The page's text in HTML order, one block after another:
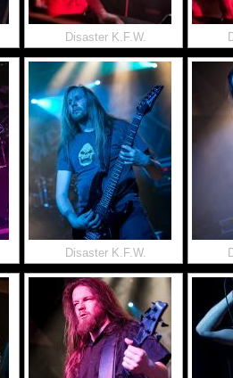
Disaster K.F.W.
Disaster K.F.W.